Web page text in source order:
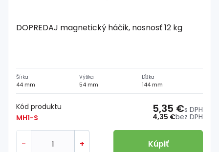
DOPREDAJ magnetický háčik, nosnosť 12 kg
Šírka
44 mm
Výška
54 mm
Dĺžka
144 mm
Kód produktu
MH1-S
4,35 €bez DPH
5,35 €s DPH
- + Kúpiť